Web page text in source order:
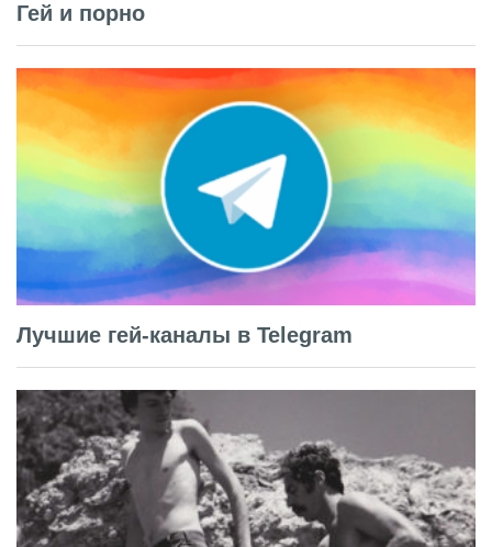
Гей и порно
Лучшие гей-каналы в Telegram